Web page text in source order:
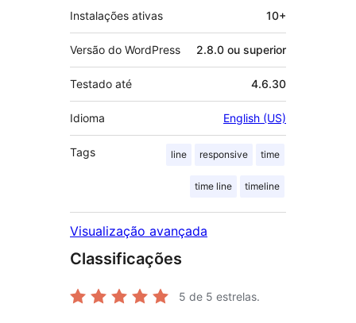
Instalações ativas 10+
Versão do WordPress 2.8.0 ou superior
Testado até 4.6.30
Idioma English (US)
Tags line responsive time
time line timeline
Visualização avançada
Classificações
5 de 5 estrelas.